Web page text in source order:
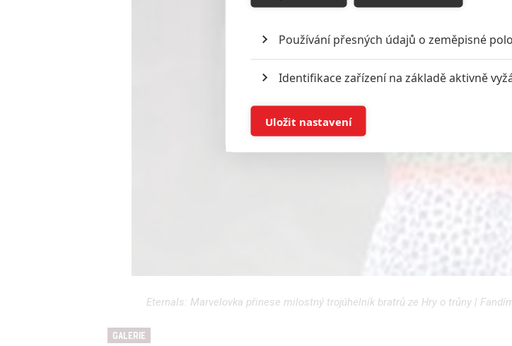
Eternals: Marvelovka přinese milostný trojúhelník bratrů ze Hry o trůny |
GALERIE
Používání přesných údajů o zeměpisné
Identifikace zařízení na základě aktivně
Ukládání a/nebo přístup k informacím v
Reklama založená na omezených údajích a
Personalizovaný obsah, měření obsahu,
Udělením souhlasu s účely a funkcemi zde
možnost: Zajištění bezpečnosti, předcházení a
Uložit nastavení